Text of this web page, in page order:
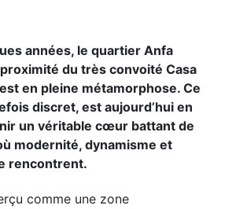
années, le quartier Anfa
du très convoité Casa
en pleine métamorphose. Ce
discret, est aujourd’hui en
un véritable cœur battant de
modernité, dynamisme et
rencontrent.
comme une zone